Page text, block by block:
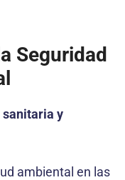
Seguridad
sanitaria y
ambiental en las